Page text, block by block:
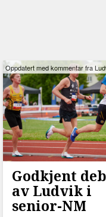
Oppdatert med kommentar fra
Godkjent
av Ludvik i
senior-NM